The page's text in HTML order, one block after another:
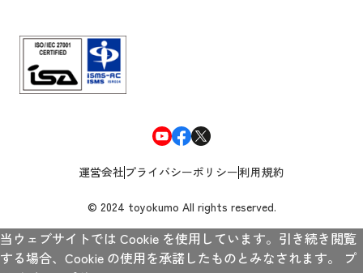
運営会社 プライバシーポリシー利用規約
© 2024 toyokumo All rights reserved.
当ウェブサイトでは Cookie を使用しています。引き続き閲覧
する場合、Cookie の使用を承諾したものとみなされます。
プ